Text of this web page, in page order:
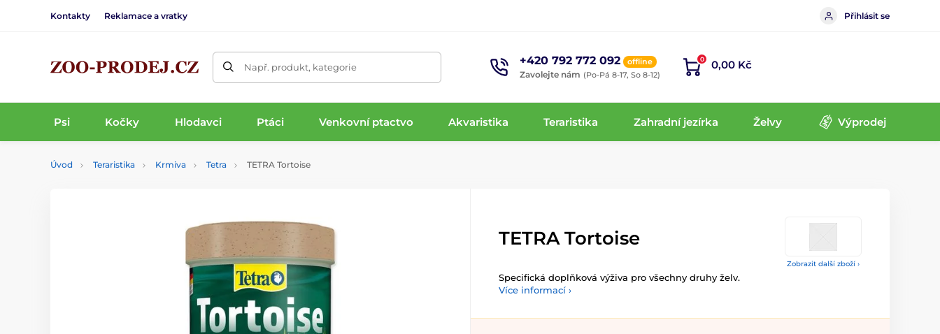
Kontakty Reklamace a vratky Přihlásit se
Např. produkt, kategorie +420 792 772 092 offline
Zavolejte nám (Po-Pá 8-17, So 8-12)
0 0,00 Kč
Psi Kočky Hlodavci Ptáci Venkovní ptactvo Akvaristika Teraristika Zahradní jezírka Želvy Výprodej
Úvod Teraristika Krmiva Tetra TETRA Tortoise
Zobrazit další zboží ›
TETRA Tortoise
Specifická doplňková výživa pro všechny druhy želv.
Více informací ›